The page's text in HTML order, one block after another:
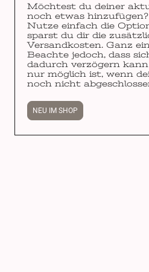
Möchtest du deiner
noch etwas
Nutze einfach die
sparst du dir die
Versandkosten. Ganz
Beachte jedoch, dass
dadurch verzögern
nur möglich ist, wenn
noch nicht
NEU IM SHOP